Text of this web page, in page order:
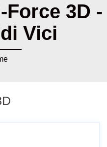
3D -
Vici